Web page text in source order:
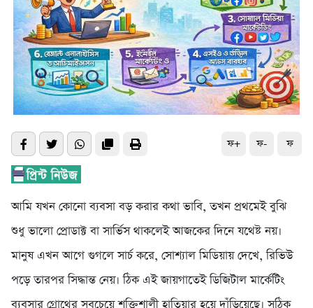
ফ+ ফ- ফ
আমি যখন কোনো ব্যবসা বড় করার কথা ভাবি, তখন প্রথমেই বুঝি
শুধু ভালো প্রোডাক্ট বা সার্ভিস থাকলেই আজকের দিনে যথেষ্ট নয়।
মানুষ এখন আগে গুগলে সার্চ করে, সোশ্যাল মিডিয়ায় দেখে, রিভিউ
পড়ে তারপর সিদ্ধান্ত নেয়। ঠিক এই জায়গাতেই ডিজিটাল মার্কেটিং